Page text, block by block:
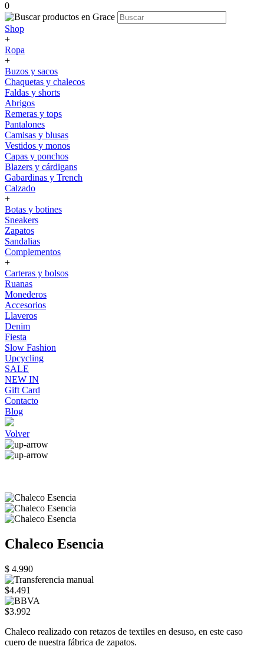
0
Shop
+
Ropa
+
Buzos y sacos
Chaquetas y chalecos
Faldas y shorts
Abrigos
Remeras y tops
Pantalones
Camisas y blusas
Vestidos y monos
Capas y ponchos
Blazers y cárdigans
Gabardinas y Trench
Calzado
+
Botas y botines
Sneakers
Zapatos
Sandalias
Complementos
+
Carteras y bolsos
Ruanas
Monederos
Accesorios
Llaveros
Denim
Fiesta
Slow Fashion
Upcycling
SALE
NEW IN
Gift Card
Contacto
Blog
Volver
Chaleco Esencia
$ 4.990
$4.491
$3.992
Chaleco realizado con retazos de textiles en desuso, en este caso
cuero de nuestra fábrica de zapatos.